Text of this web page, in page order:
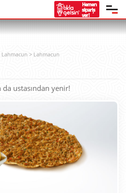
Lahmacun > Lahmacun
da ustasından yenir!